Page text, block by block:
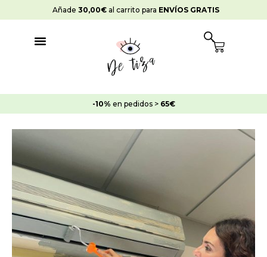
al
Añade 30,00€ al carrito para ENVÍOS GRATIS
Cart
en pedidos >65€